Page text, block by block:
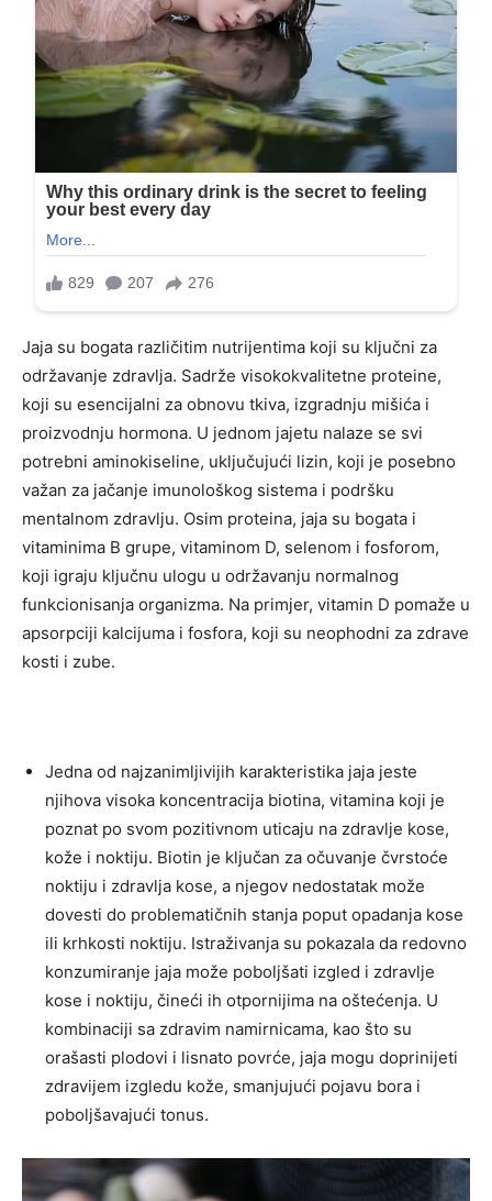
Jaja su bogata različitim nutrijentima koji su ključni za
održavanje zdravlja. Sadrže visokokvalitetne proteine,
koji su esencijalni za obnovu tkiva, izgradnju mišića i
proizvodnju hormona. U jednom jajetu nalaze se svi
potrebni aminokiseline, uključujući lizin, koji je posebno
važan za jačanje imunološkog sistema i podršku
mentalnom zdravlju. Osim proteina, jaja su bogata i
vitaminima B grupe, vitaminom D, selenom i fosforom,
koji igraju ključnu ulogu u održavanju normalnog
funkcionisanja organizma. Na primjer, vitamin D pomaže u
apsorpciji kalcijuma i fosfora, koji su neophodni za zdrave
kosti i zube.
Jedna od najzanimljivijih karakteristika jaja jeste
njihova visoka koncentracija biotina, vitamina koji je
poznat po svom pozitivnom uticaju na zdravlje kose,
kože i noktiju. Biotin je ključan za očuvanje čvrstoće
noktiju i zdravlja kose, a njegov nedostatak može
dovesti do problematičnih stanja poput opadanja kose
ili krhkosti noktiju. Istraživanja su pokazala da redovno
konzumiranje jaja može poboljšati izgled i zdravlje
kose i noktiju, čineći ih otpornijima na oštećenja. U
kombinaciji sa zdravim namirnicama, kao što su
orašasti plodovi i lisnato povrće, jaja mogu doprinijeti
zdravijem izgledu kože, smanjujući pojavu bora i
poboljšavajući tonus.